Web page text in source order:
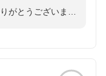
がとうございまし
嬉しいお言葉